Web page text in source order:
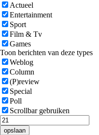
Actueel
Entertainment
Sport
Film & Tv
Games
Toon berichten van deze types
Weblog
Column
(P)review
Special
Poll
Scrollbar gebruiken
opslaan